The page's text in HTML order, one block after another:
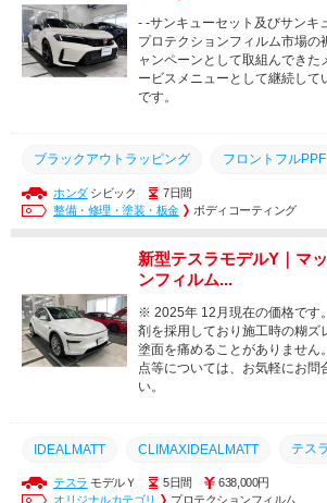
CLIMAXIDEALMATT IDEALMATT プロ
ペイントプロテクションフィルム
PPF
- -サンキューセット及びサンキ
プロテクションフィルム市場の
ャンペーンとして取組んできた
ービスメニューとして継続して
です。
ブラックアウトラッピング フロントフルPPF
サンキューセット ヘッドライトPPF
タイプR PPF
CLIMAXIDEAL GZOXリアルガラスコート
ボディコーティング ホンダシビック
ペイントプロテクションフィルム
ホンダシビック
7日間
整備・修理・塗装・板金
ボディコーティング
新型テスラモデルY｜マ
ンフィルム...
※ 2025年 12月現在の価格です
剤を採用しており施工時の糊ズ
塗面を痛めることがありません
点等については、お気軽にお問
い。
IDEALMATT CLIMAXIDEALMATT テス
テスラ認定ボディショップ テスラ
テスラ モデルＹ 5日間
638,000円
オリジナルカテゴリ
プロテクションフィルム